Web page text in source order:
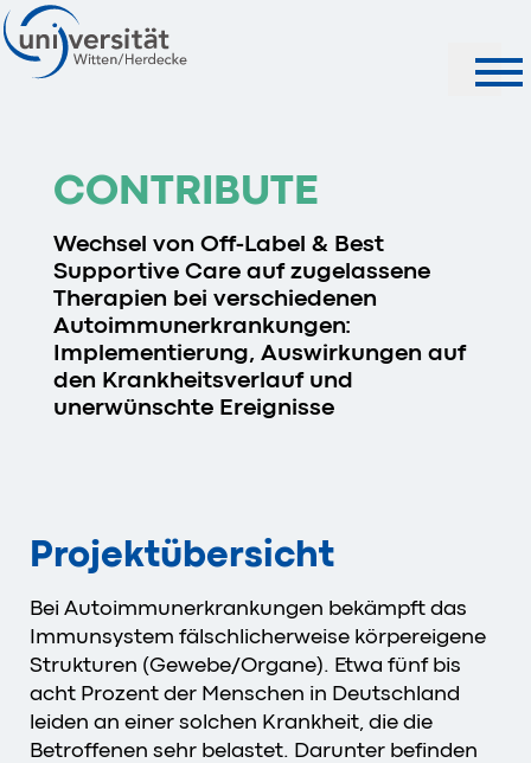
CONTRIBUTE
Wechsel von Off-Label & Best
Supportive Care auf zugelassene
Therapien bei verschiedenen
Autoimmunerkrankungen:
Implementierung, Auswirkungen auf
den Krankheitsverlauf und
unerwünschte Ereignisse
Projektübersicht
Bei Autoimmunerkrankungen bekämpft das
Immunsystem fälschlicherweise körpereigene
Strukturen (Gewebe/Organe). Etwa fünf bis
acht Prozent der Menschen in Deutschland
leiden an einer solchen Krankheit, die die
Betroffenen sehr belastet. Darunter befinden